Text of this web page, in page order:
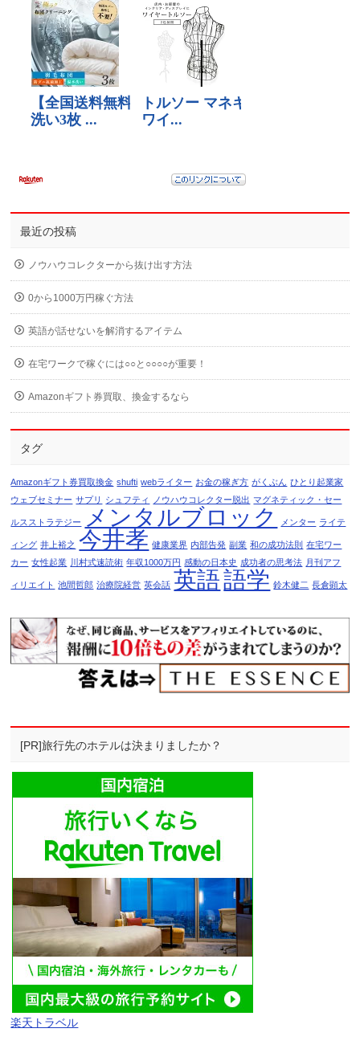
最近の投稿
ノウハウコレクターから抜け出す方法
0から1000万円稼ぐ方法
英語が話せないを解消するアイテム
在宅ワークで稼ぐには○○と○○○○が重要！
Amazonギフト券買取、換金するなら
タグ
Amazonギフト券買取換金 shufti webライター お金の稼ぎ方 がくぶん ひとり起業家
ウェブセミナー サプリ シュフティ ノウハウコレクター脱出 マグネティック・セー
ルスストラテジー メンタルブロック メンター ライテ
ィング 井上裕之 今井孝 健康業界 内部告発 副業 和の成功法則
在宅ワー
カー 女性起業 川村式速読術 年収1000万円 感動の日本史 成功者の思考法 月刊アフ
ィリエイト 池間哲郎 治療院経営 英会話 英語語学 鈴木健二 長倉顕太
[PR]旅行先のホテルは決まりましたか？
楽天トラベル